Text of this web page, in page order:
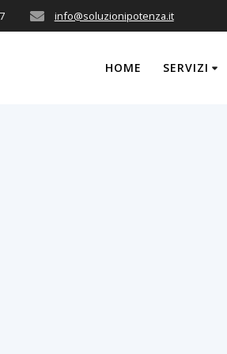
info@soluzionipotenza.it
HOME SERVIZI